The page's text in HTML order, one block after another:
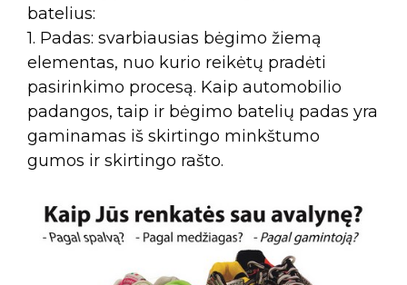
batelius:
1. Padas: svarbiausias bėgimo žiemą
elementas, nuo kurio reikėtų pradėti
pasirinkimo procesą. Kaip automobilio
padangos, taip ir bėgimo batelių padas yra
gaminamas iš skirtingo minkštumo
gumos ir skirtingo rašto.